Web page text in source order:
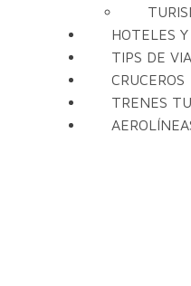
HOTELES
TIPS DE
CRUCEROS
TRENES